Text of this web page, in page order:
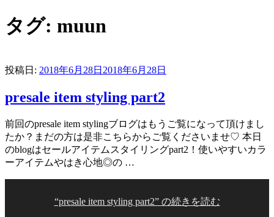
タグ: muun
投稿日: 2018年6月28日 2018年6月28日
presale item styling part2
前回のpresale item stylingブログはもうご覧になって頂けまし
たか？まだの方は是非こちらからご覧くださいませ♡ 本日
のblogはセールアイテムスタイリングpart2！使いやすいカラ
ーアイテムやはき心地◎の …
“presale item styling part2” の続きを読む